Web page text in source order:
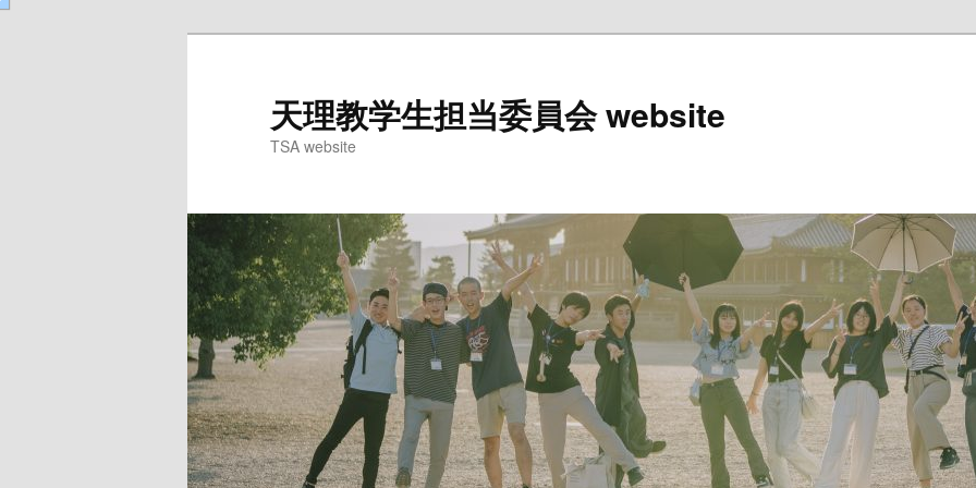
天理教学生担当委員会 website
TSA website